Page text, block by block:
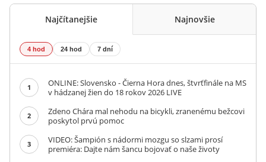
Najčítanejšie Najnovšie
4 hod 24 hod 7 dní
1
ONLINE: Slovensko - Čierna Hora dnes, štvrťfinále na MS
v hádzanej žien do 18 rokov 2026 LIVE
2
Zdeno Chára mal nehodu na bicykli, zranenému bežcovi
poskytol prvú pomoc
3
VIDEO: Šampión s nádormi mozgu so slzami prosí
premiéra: Dajte nám šancu bojovať o naše životy